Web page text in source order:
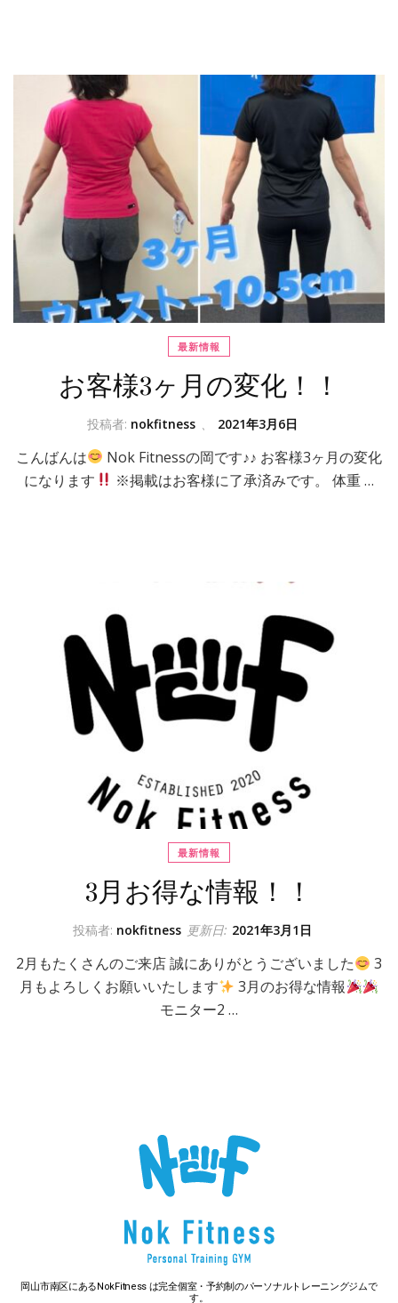
最新情報
お客様3ヶ月の変化！！
投稿者: nokfitness 2021年3月6日
こんばんは
Nok Fitnessの岡です♪♪ お客様3ヶ月の変化
になります
※掲載はお客様に了承済みです。 体重 …
最新情報
3月お得な情報！！
投稿者: nokfitness 更新日: 2021年3月1日
2月もたくさんのご来店 誠にありがとうございました
3
月もよろしくお願いいたします
3月のお得な情報
モニター2 …
岡山市南区にあるNokFitness は完全個室・予約制のパーソナルトレーニングジムで
す。